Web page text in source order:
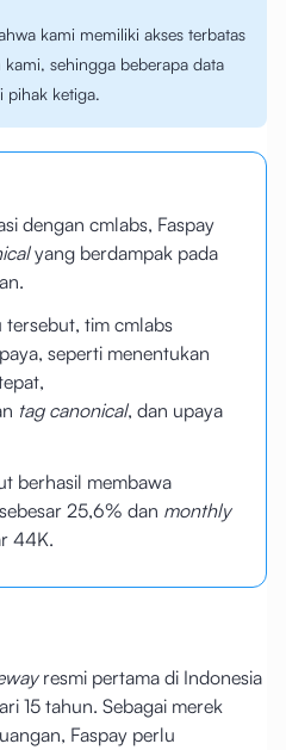
kami memiliki akses terbatas
sehingga beberapa data
pihak ketiga.
dengan cmlabs, Faspay
yang berdampak pada
tersebut, tim cmlabs
seperti menentukan
tag canonical, dan upaya
berhasil membawa
sebesar 25,6% dan monthly
44K.
resmi pertama di Indonesia
15 tahun. Sebagai merek
Faspay perlu